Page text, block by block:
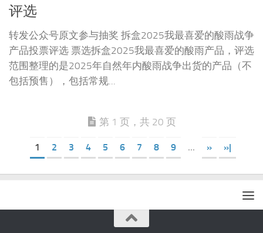
评选
转发公众号原文参与抽奖 拆盒2025我最喜爱的酸雨战争
产品投票评选 票选拆盒2025我最喜爱的酸雨产品，评选
范围整理的是2025年自然年内酸雨战争出货的产品（不
包括预售），包括常规...
第 1 页，共 20 页
1 2 3 4 5 6 7 8 9 ... » »|